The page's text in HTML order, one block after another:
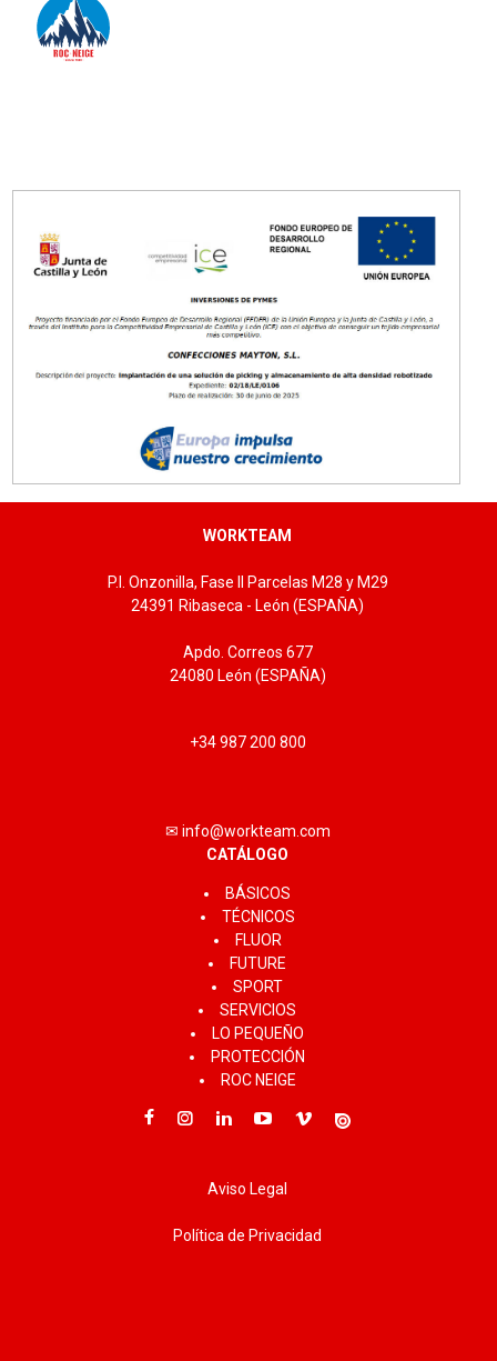
WORKTEAM
P.I. Onzonilla, Fase II Parcelas M28 y M29
24391 Ribaseca - León (ESPAÑA)
Apdo. Correos 677
24080 León (ESPAÑA)
+34 987 200 800
✉ info@workteam.com
CATÁLOGO
BÁSICOS
TÉCNICOS
FLUOR
FUTURE
SPORT
SERVICIOS
LO PEQUEÑO
PROTECCIÓN
ROC NEIGE
Aviso Legal
Política de Privacidad